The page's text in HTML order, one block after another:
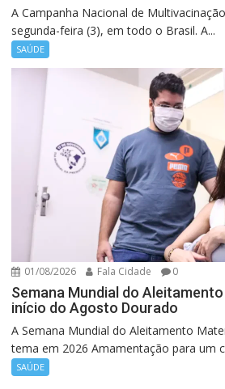
A Campanha Nacional de
segunda-feira (3), em todo o Brasil. A...
SAÚDE
01/08/2026 Fala Cidade 0
Semana Mundial do
início do Agosto Dourado
A Semana Mundial do Aleitamento
tema em 2026 Amamentação para um
SAÚDE